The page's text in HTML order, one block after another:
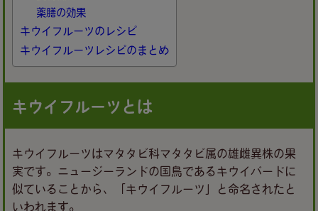
薬膳の効果
キウイフルーツのレシピ
キウイフルーツレシピのまとめ
キウイフルーツとは
キウイフルーツはマタタビ科マタタビ属の雄雌異株の果
実です。ニュージーランドの国鳥であるキウイバードに
似ていることから、「キウイフルーツ」と命名されたと
いわれます。